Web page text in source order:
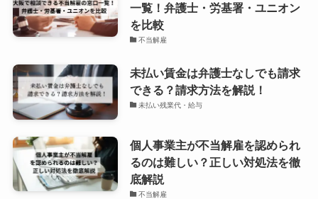
一覧！弁護士・労基署・ユニオン
を比較
不当解雇
未払い賃金は弁護士なしでも請求
できる？請求方法を解説！
未払い残業代・給与
個人事業主が不当解雇を認められ
るのは難しい？正しい対処法を徹
底解説
不当解雇